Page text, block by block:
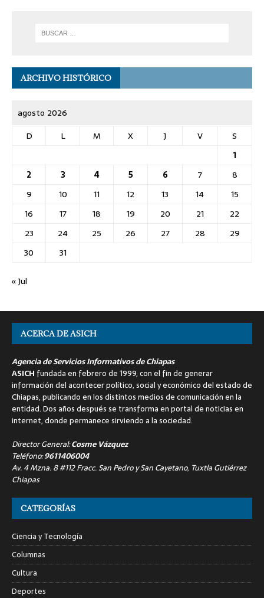
ARCHIVO HISTÓRICO
agosto 2026
D
L M X J V
S
1
2
3 4 5 6 7
8
9
10 11 12 13 14
15
16
17 18 19 20 21
22
23
24 25 26 27 28
29
30
31
« Jul
ACERCA DE ASICH
Agencia de Servicios Informativos de Chiapas
ASICH fundada en febrero de 1999, con el fin de generar
información del acontecer político, social y económico del estado de
Chiapas, publicando en los distintos medios de comunicación en la
entidad. Dos años después se transforma en portal de noticias en
internet, donde permanece sirviendo a la sociedad.
Director General:Cosme Vázquez
Teléfono:9611406004
Av. 4 Mzna. 8 #112 Fracc. San Pedro y San Cayetano, Tuxtla Gutiérrez
Chiapas
CATEGORÍAS
Ciencia y Tecnología
Columnas
Cultura
Deportes